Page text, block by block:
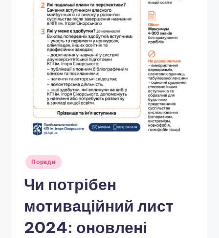
Опубліковано
Поради
Чи потрібен
мотиваційний лист
2024: оновлені